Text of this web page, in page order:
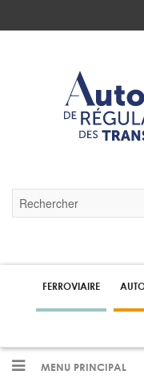
par
pour
recherche
FERROVIAIRE
MENU PRINCIPAL